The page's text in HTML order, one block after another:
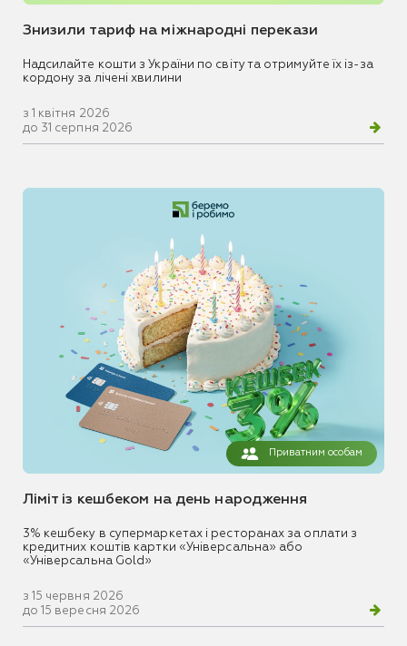
Знизили тариф на міжнародні перекази
Надсилайте кошти з України по світу та отримуйте їх із-за
кордону за лічені хвилини
з 1 квітня 2026
до 31 серпня 2026
Приватним особам
Ліміт із кешбеком на день народження
3% кешбеку в супермаркетах і ресторанах за оплати з
кредитних коштів картки «Універсальна» або
«Універсальна Gold»
з 15 червня 2026
до 15 вересня 2026